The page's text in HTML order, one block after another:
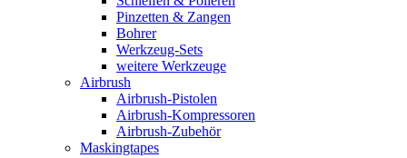
Pinzetten & Zangen
Bohrer
Werkzeug-Sets
weitere Werkzeuge
Airbrush
Airbrush-Pistolen
Airbrush-Kompressoren
Airbrush-Zubehör
Maskingtapes